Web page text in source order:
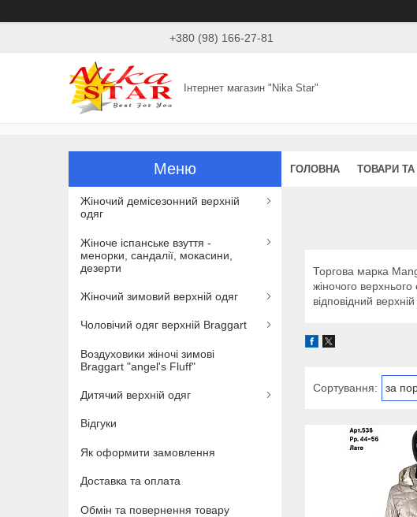
+380 (98) 166-27-81
Інтернет магазин "Nika Star"
ГОЛОВНА ТОВАРИ ТА
Торгова марка
жіночого
відповідний верхній
Жіночий демісезонний верхній
одяг
Жіноче іспанське взуття -
менорки, сандалії, мокасини,
дезерти
Жіночий зимовий верхній одяг
Чоловічий одяг верхній Braggart
Воздуховики жіночі зимові
Braggart "angel's Fluff"
Дитячий верхній одяг
Відгуки
Як оформити замовлення
Доставка та оплата
Обмін та повернення товару